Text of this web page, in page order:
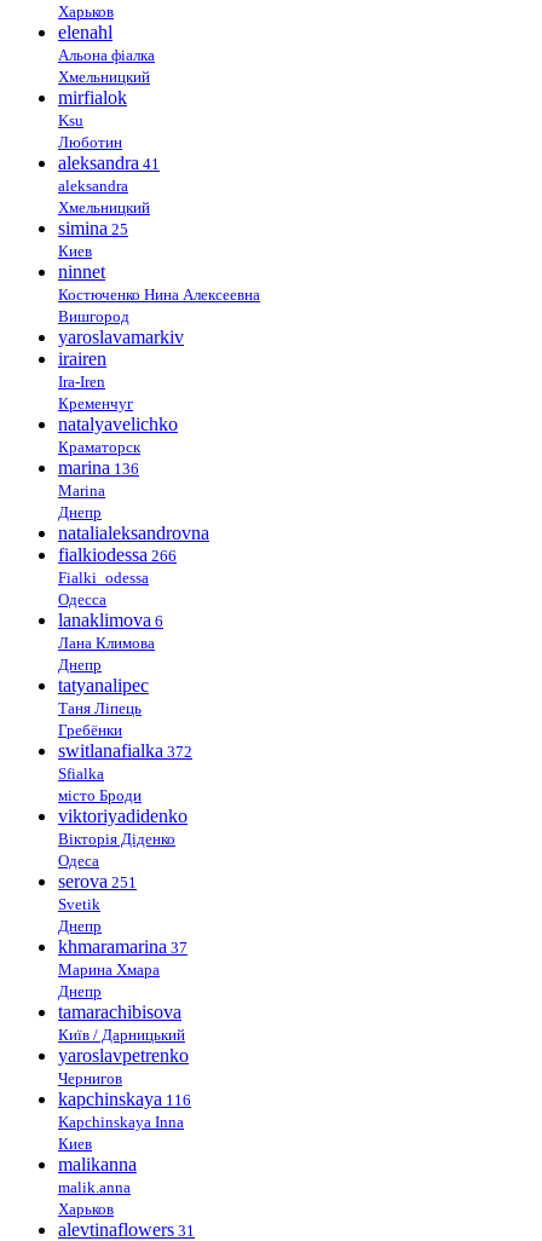
Харьков
elenahl
Альона фіалка
Хмельницкий
mirfialok
Ksu
Люботин
aleksandra 41
aleksandra
Хмельницкий
simina 25
Киев
ninnet
Костюченко Нина Алексеевна
Вишгород
yaroslavamarkiv
irairen
Ira-Iren
Кременчуг
natalyavelichko
Краматорск
marina 136
Marina
Днепр
natalialeksandrovna
fialkiodessa 266
Fialki_odessa
Одесса
lanaklimova 6
Лана Климова
Днепр
tatyanalipec
Таня Ліпець
Гребёнки
switlanafialka 372
Sfialka
місто Броди
viktoriyadidenko
Вікторія Діденко
Одеса
serova 251
Svetik
Днепр
khmaramarina 37
Марина Хмара
Днепр
tamarachibisova
Київ / Дарницький
yaroslavpetrenko
Чернигов
kapchinskaya 116
Kapchinskaya Inna
Киев
malikanna
malik.anna
Харьков
alevtinaflowers 31